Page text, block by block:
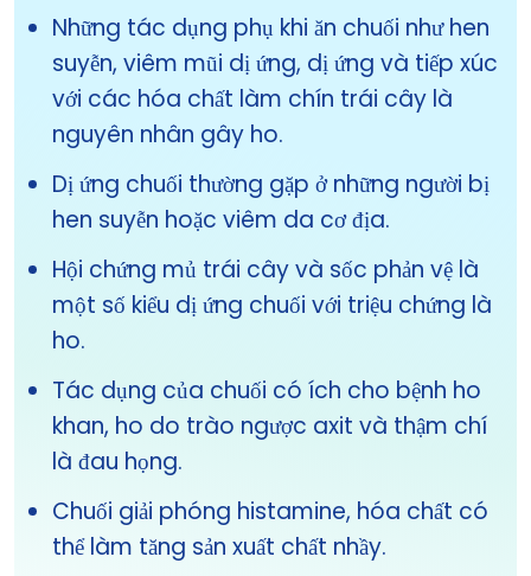
Những tác dụng phụ khi ăn chuối như hen
suyễn, viêm mũi dị ứng, dị ứng và tiếp xúc
với các hóa chất làm chín trái cây là
nguyên nhân gây ho.
Dị ứng chuối thường gặp ở những người bị
hen suyễn hoặc viêm da cơ địa.
Hội chứng mủ trái cây và sốc phản vệ là
một số kiểu dị ứng chuối với triệu chứng là
ho.
Tác dụng của chuối có ích cho bệnh ho
khan, ho do trào ngược axit và thậm chí
là đau họng.
Chuối giải phóng histamine, hóa chất có
thể làm tăng sản xuất chất nhầy.